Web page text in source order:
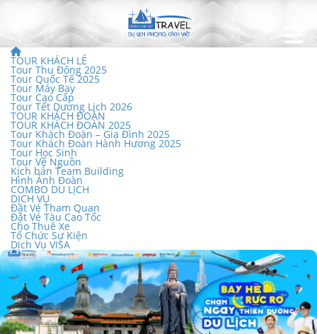
TOUR KHÁCH LẺ
Tour Thu Đông 2025
Tour Quốc Tế 2025
Tour Máy Bay
Tour Cao Cấp
Tour Tết Dương Lịch 2026
TOUR KHÁCH ĐOÀN
TOUR KHÁCH ĐOÀN 2025
Tour Khách Đoàn – Gia Đình 2025
Tour Khách Đoàn Hành Hương 2025
Tour Học Sinh
Tour Về Nguồn
Kịch bản Team Building
Hình Ảnh Đoàn
COMBO DU LỊCH
DỊCH VỤ
Đặt Vé Tham Quan
Đặt Vé Tàu Cao Tốc
Cho Thuê Xe
Tổ Chức Sự Kiện
Dịch Vụ VISA